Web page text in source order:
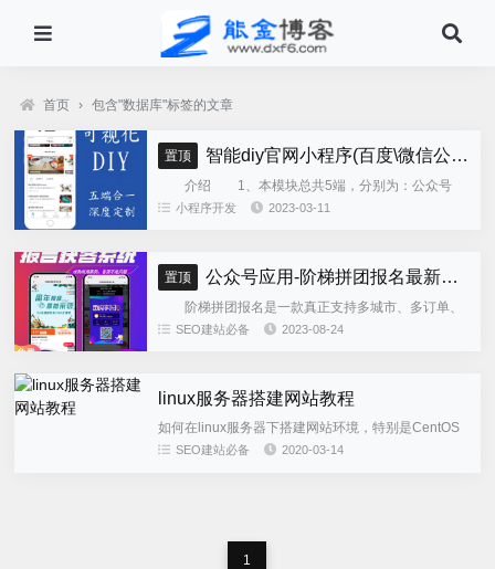
首页 › 包含"数据库"标签的文章
置顶 智能diy官网小程序(百度\微信公众号\微信小程序\支付宝\抖音小程序)独立版
介绍 1、本模块总共5端，分别为：公众号
h5、微信小程序、百度小程序、支付宝小程序、......
小程序开发 2023-03-11
置顶 公众号应用-阶梯拼团报名最新版本源码程序
阶梯拼团报名是一款真正支持多城市、多订单、
全供应链商业模式，订单统计、核销、一键导出等强
SEO建站必备 2023-08-24
linux服务器搭建网站教程
如何在linux服务器下搭建网站环境，特别是CentOS
服务器系统，众多的新手站长束手无策。有没有一款
SEO建站必备 2020-03-14
1